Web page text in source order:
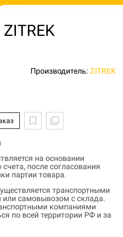
Производитель: ZITREK
на основании
после согласования
партии товара.
транспортными
самовывозом с склада.
компаниями
по всей территории РФ и за